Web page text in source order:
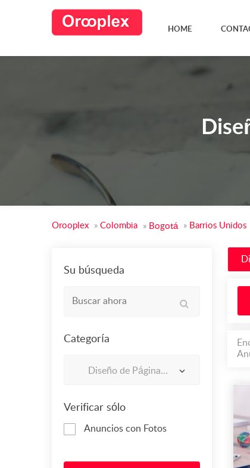
HOME
Orooplex » Colombia » Bogotá » Barrios Unidos
Su búsqueda
Categoría
Diseño de Páginas Web En barrios Unidos
Verificar sólo
Anuncios con Fotos